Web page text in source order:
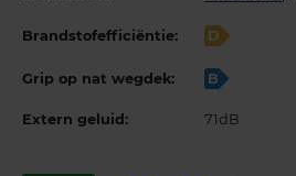
Brandstofefficiëntie: D
Grip op nat wegdek: B
Extern geluid: 71dB